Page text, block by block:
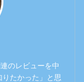
のレビューを中
たかった」と思